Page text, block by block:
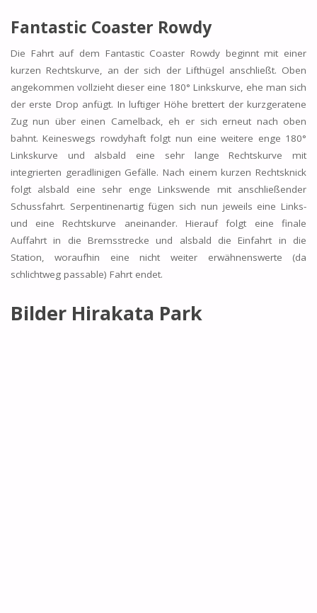
Fantastic Coaster Rowdy
Die Fahrt auf dem Fantastic Coaster Rowdy beginnt mit einer
kurzen Rechtskurve, an der sich der Lifthügel anschließt. Oben
angekommen vollzieht dieser eine 180° Linkskurve, ehe man sich
der erste Drop anfügt. In luftiger Höhe brettert der kurzgeratene
Zug nun über einen Camelback, eh er sich erneut nach oben
bahnt. Keineswegs rowdyhaft folgt nun eine weitere enge 180°
Linkskurve und alsbald eine sehr lange Rechtskurve mit
integrierten geradlinigen Gefälle. Nach einem kurzen Rechtsknick
folgt alsbald eine sehr enge Linkswende mit anschließender
Schussfahrt. Serpentinenartig fügen sich nun jeweils eine Links-
und eine Rechtskurve aneinander. Hierauf folgt eine finale
Auffahrt in die Bremsstrecke und alsbald die Einfahrt in die
Station, woraufhin eine nicht weiter erwähnenswerte (da
schlichtweg passable) Fahrt endet.
Bilder Hirakata Park